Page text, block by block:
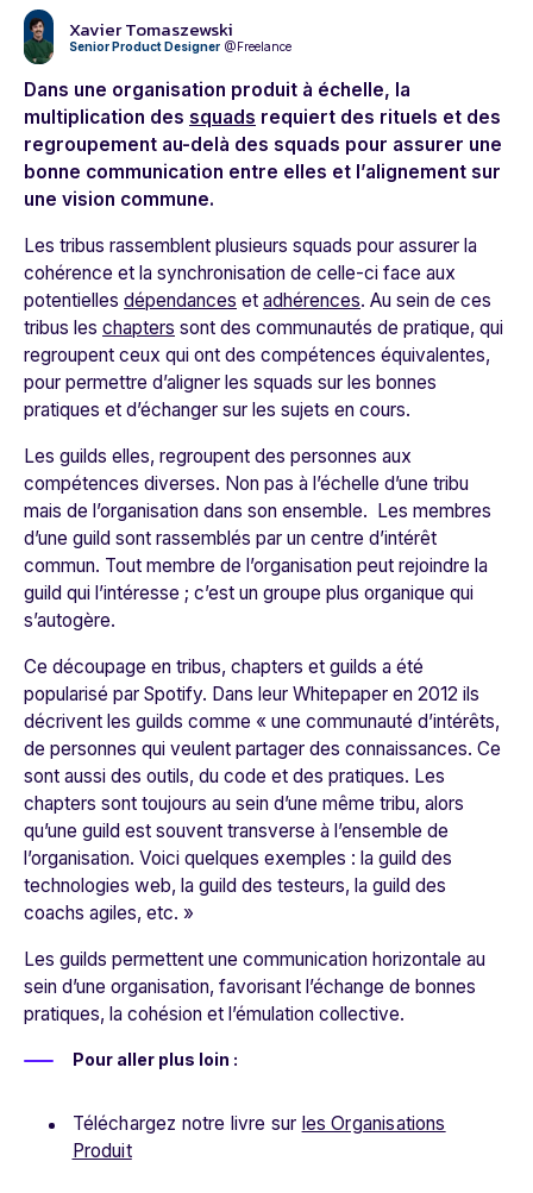
Xavier Tomaszewski
Senior Product Designer @Freelance
Dans une organisation produit à échelle, la
multiplication des squads requiert des rituels et des
regroupement au-delà des squads pour assurer une
bonne communication entre elles et l’alignement sur
une vision commune.
Les tribus rassemblent plusieurs squads pour assurer la
cohérence et la synchronisation de celle-ci face aux
potentielles dépendances et adhérences. Au sein de ces
tribus les chapters sont des communautés de pratique, qui
regroupent ceux qui ont des compétences équivalentes,
pour permettre d’aligner les squads sur les bonnes
pratiques et d’échanger sur les sujets en cours.
Les guilds elles, regroupent des personnes aux
compétences diverses. Non pas à l’échelle d’une tribu
mais de l’organisation dans son ensemble. Les membres
d’une guild sont rassemblés par un centre d’intérêt
commun. Tout membre de l’organisation peut rejoindre la
guild qui l’intéresse ; c’est un groupe plus organique qui
s’autogère.
Ce découpage en tribus, chapters et guilds a été
popularisé par Spotify. Dans leur Whitepaper en 2012 ils
décrivent les guilds comme « une communauté d’intérêts,
de personnes qui veulent partager des connaissances. Ce
sont aussi des outils, du code et des pratiques. Les
chapters sont toujours au sein d’une même tribu, alors
qu’une guild est souvent transverse à l’ensemble de
l’organisation. Voici quelques exemples : la guild des
technologies web, la guild des testeurs, la guild des
coachs agiles, etc. »
Les guilds permettent une communication horizontale au
sein d’une organisation, favorisant l’échange de bonnes
pratiques, la cohésion et l’émulation collective.
Pour aller plus loin :
Téléchargez notre livre sur les Organisations
Produit